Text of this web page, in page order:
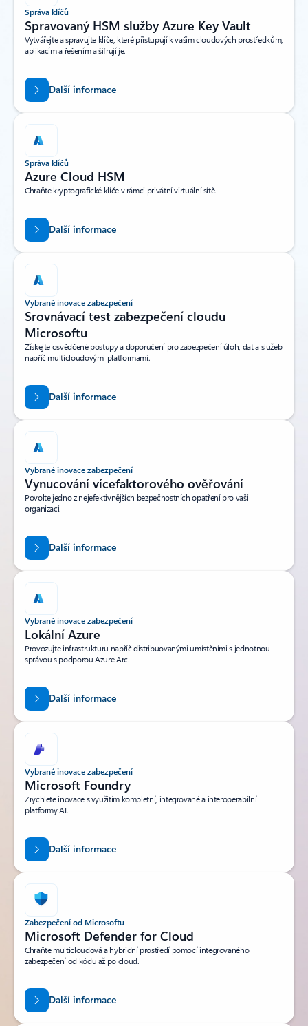
Správa klíčů
Spravovaný HSM služby Azure Key Vault
Vytvářejte a spravujte klíče, které přistupují k vašim cloudových prostředkům,
aplikacím a řešením a šifrují je.
Další informace
Správa klíčů
Azure Cloud HSM
Chraňte kryptografické klíče v rámci privátní virtuální sítě.
Další informace
Vybrané inovace zabezpečení
Srovnávací test zabezpečení cloudu
Microsoftu
Získejte osvědčené postupy a doporučení pro zabezpečení úloh, dat a služeb
napříč multicloudovými platformami.
Další informace
Vybrané inovace zabezpečení
Vynucování vícefaktorového ověřování
Povolte jedno z nejefektivnějších bezpečnostních opatření pro vaši
organizaci.
Další informace
Vybrané inovace zabezpečení
Lokální Azure
Provozujte infrastrukturu napříč distribuovanými umístěními s jednotnou
správou s podporou Azure Arc.
Další informace
Vybrané inovace zabezpečení
Microsoft Foundry
Zrychlete inovace s využitím kompletní, integrované a interoperabilní
platformy AI.
Další informace
Zabezpečení od Microsoftu
Microsoft Defender for Cloud
Chraňte multicloudová a hybridní prostředí pomocí integrovaného
zabezpečení od kódu až po cloud.
Další informace